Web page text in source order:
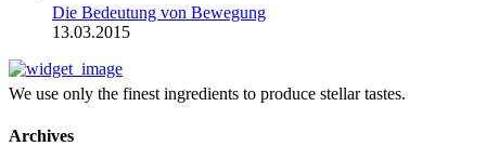
Die Bedeutung von Bewegung
13.03.2015
We use only the finest ingredients to produce stellar tastes.
Archives